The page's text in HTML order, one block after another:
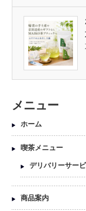
メニュー
ホーム
喫茶メニュー
デリバリーサー
商品案内